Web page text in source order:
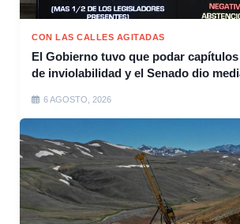
CON LAS CALLES AGITADAS
El Gobierno tuvo que podar
de inviolabilidad y el Senado dio
6 AGOSTO, 2026